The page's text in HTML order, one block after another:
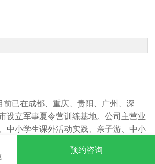
前已在成都、重庆、贵阳、广州、深
设立军事夏令营训练基地。公司主营业
中小学生课外活动实践、亲子游、中小
拓展训练、企业员工入职培训、企业员
型会议室，基地等。 Super夏令营围绕
预约咨询